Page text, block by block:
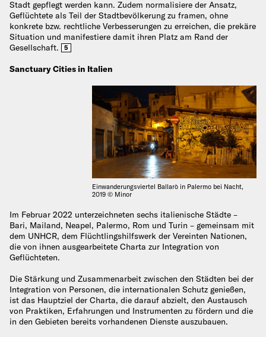
Stadt gepflegt werden kann. Zudem normalisiere der Ansatz,
Geflüchtete als Teil der Stadtbevölkerung zu framen, ohne
konkrete bzw. rechtliche Verbesserungen zu erreichen, die prekäre
Situation und manifestiere damit ihren Platz am Rand der
Gesellschaft.
5
Sanctuary Cities in Italien
Einwanderungsviertel Ballarò in Palermo bei Nacht,
2019 © Minor
Im Februar 2022 unterzeichneten sechs italienische Städte –
Bari, Mailand, Neapel, Palermo, Rom und Turin – gemeinsam mit
dem UNHCR, dem Flüchtlingshilfswerk der Vereinten Nationen,
die von ihnen ausgearbeitete Charta zur Integration von
Geflüchteten.
Die Stärkung und Zusammenarbeit zwischen den Städten bei der
Integration von Personen, die internationalen Schutz genießen,
ist das Hauptziel der Charta, die darauf abzielt, den Austausch
von Praktiken, Erfahrungen und Instrumenten zu fördern und die
in den Gebieten bereits vorhandenen Dienste auszubauen.